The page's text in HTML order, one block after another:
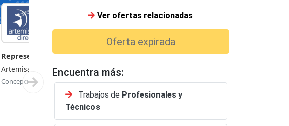
Representante de Ventas
Concepci...
Artemisa Direct
Concepción
Gate control
Concepción
Ver ofertas relacionadas
Oferta expirada
Encuentra más:
Trabajos de Profesionales y
Técnicos